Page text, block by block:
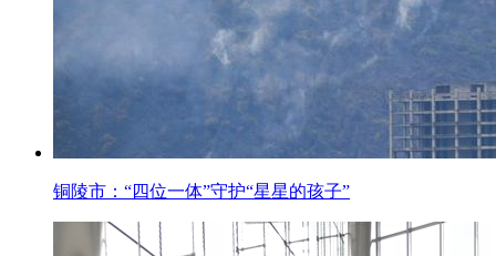
铜陵市：“四位一体”守护“星星的孩子”